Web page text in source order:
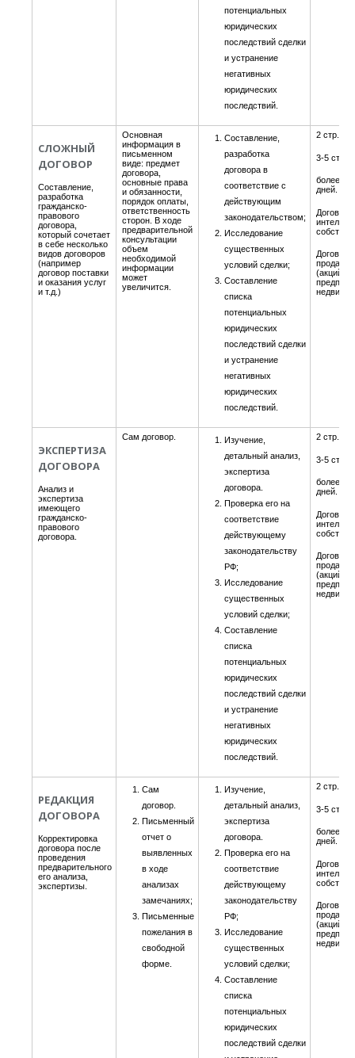
потенциальных
юридических
последствий сделки
и устранение
негативных
юридических
последствий.
СЛОЖНЫЙ
ДОГОВОР
Составление,
разработка
гражданско-
правового
договора,
который сочетает
в себе несколько
видов договоров
(например
договор поставки
и оказания услуг
и т.д.)
Основная
информация в
письменном
виде: предмет
договора,
основные права
и обязанности,
порядок оплаты,
ответственность
сторон. В ходе
предварительной
консультации
объем
необходимой
информации
может
увеличится.
Составление,
разработка
договора в
соответствие с
действующим
законодательством;
Исследование
существенных
условий сделки;
Составление
списка
потенциальных
юридических
последствий сделки
и устранение
негативных
юридических
последствий.
2 стр. -
3-5 стр. -
более 5
дней.
Договоры
продажи
(акций,
ЭКСПЕРТИЗА
ДОГОВОРА
Анализ и
экспертиза
имеющего
гражданско-
правового
договора.
Сам договор.
Изучение,
детальный анализ,
экспертиза
договора.
Проверка его на
соответствие
действующему
законодательству
РФ;
Исследование
существенных
условий сделки;
Составление
списка
потенциальных
юридических
последствий сделки
и устранение
негативных
юридических
последствий.
2 стр. -
3-5 стр. -
более 5
дней.
Договоры
продажи
(акций,
РЕДАКЦИЯ
ДОГОВОРА
Корректировка
договора после
проведения
предварительного
его анализа,
экспертизы.
Сам
договор.
Письменный
отчет о
выявленных
в ходе
анализах
замечаниях;
Письменные
пожелания в
свободной
форме.
Изучение,
детальный анализ,
экспертиза
договора.
Проверка его на
соответствие
действующему
законодательству
РФ;
Исследование
существенных
условий сделки;
Составление
списка
потенциальных
юридических
последствий сделки
2 стр. -
3-5 стр. -
более 5
дней.
Договоры
продажи
(акций,